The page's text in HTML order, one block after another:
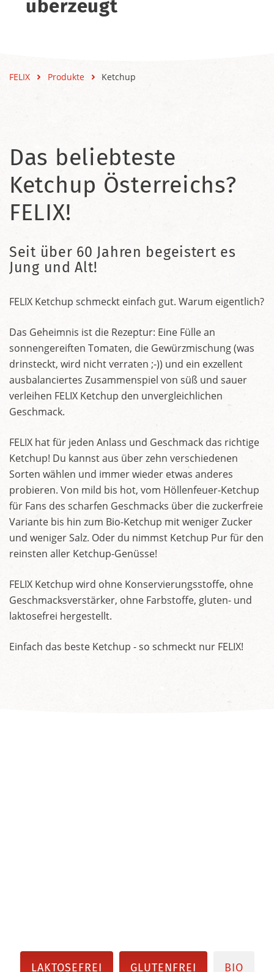
überzeugt
FELIX Produkte Ketchup
Das beliebteste
Ketchup Österreichs?
FELIX!
Seit über 60 Jahren begeistert es
Jung und Alt!
FELIX Ketchup schmeckt einfach gut. Warum eigentlich?
Das Geheimnis ist die Rezeptur: Eine Fülle an
sonnengereiften Tomaten, die Gewürzmischung (was
drinsteckt, wird nicht verraten ;-)) und ein exzellent
ausbalanciertes Zusammenspiel von süß und sauer
verleihen FELIX Ketchup den unvergleichlichen
Geschmack.
FELIX hat für jeden Anlass und Geschmack das richtige
Ketchup! Du kannst aus über zehn verschiedenen
Sorten wählen und immer wieder etwas anderes
probieren. Von mild bis hot, vom Höllenfeuer-Ketchup
für Fans des scharfen Geschmacks über die zuckerfreie
Variante bis hin zum Bio-Ketchup mit weniger Zucker
und weniger Salz. Oder du nimmst Ketchup Pur für den
reinsten aller Ketchup-Genüsse!
FELIX Ketchup wird ohne Konservierungsstoffe, ohne
Geschmacksverstärker, ohne Farbstoffe, gluten- und
laktosefrei hergestellt.
Einfach das beste Ketchup - so schmeckt nur FELIX!
LAKTOSEFREI GLUTENFREI BIO